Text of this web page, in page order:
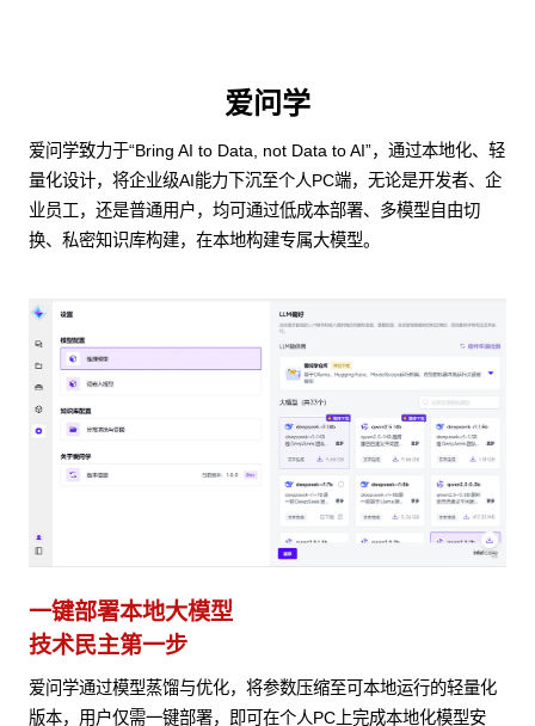
爱问学
爱问学致力于“Bring AI to Data, not Data to AI”，通过本地化、轻
量化设计，将企业级AI能力下沉至个人PC端，无论是开发者、企
业员工，还是普通用户，均可通过低成本部署、多模型自由切
换、私密知识库构建，在本地构建专属大模型。
一键部署本地大模型
技术民主第一步
爱问学通过模型蒸馏与优化，将参数压缩至可本地运行的轻量化
版本，用户仅需一键部署，即可在个人PC上完成本地化模型安